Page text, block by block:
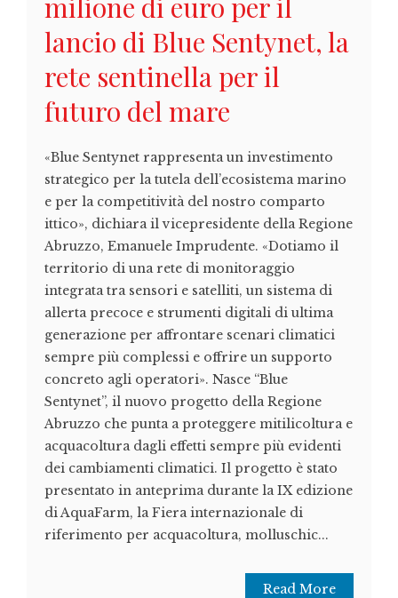
lancio di Blue Sentynet, la
rete sentinella per il
futuro del mare
«Blue Sentynet rappresenta un investimento
strategico per la tutela dell’ecosistema marino
e per la competitività del nostro comparto
ittico», dichiara il vicepresidente della Regione
Abruzzo, Emanuele Imprudente. «Dotiamo il
territorio di una rete di monitoraggio
integrata tra sensori e satelliti, un sistema di
allerta precoce e strumenti digitali di ultima
generazione per affrontare scenari climatici
sempre più complessi e offrire un supporto
concreto agli operatori». Nasce “Blue
Sentynet”, il nuovo progetto della Regione
Abruzzo che punta a proteggere mitilicoltura e
acquacoltura dagli effetti sempre più evidenti
dei cambiamenti climatici. Il progetto è stato
presentato in anteprima durante la IX edizione
di AquaFarm, la Fiera internazionale di
riferimento per acquacoltura, molluschic...
Read More